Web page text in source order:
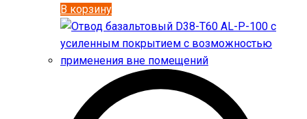
В корзину